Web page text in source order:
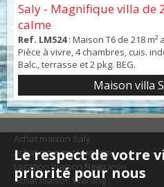
Saly - Magnifique villa de
calme
Ref. LM524: Maison T6 de 218
Pièce à vivre, 4 chambres, cuis.
Balc., terrasse et 2 pkg. BEG.
Maison villa
Achat maison Saly
Achat maison Ngaparou
Location maison Ngaparou
Achat maison Warang
Le respect de votre
priorité pour nous